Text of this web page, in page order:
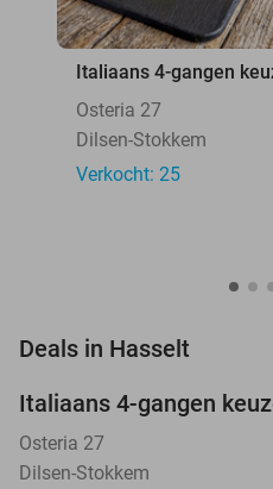
Italiaans 4-gangen
Osteria 27
Dilsen-Stokkem
Verkocht: 25
Deals in Hasselt
TODAY
Italiaans 4-gangen
Osteria 27
Dilsen-Stokkem